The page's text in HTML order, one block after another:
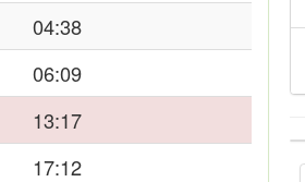
04:38
06:09
13:17
17:12